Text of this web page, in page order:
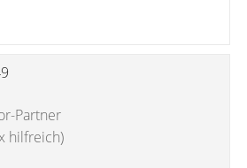
Partner
hilfreich)